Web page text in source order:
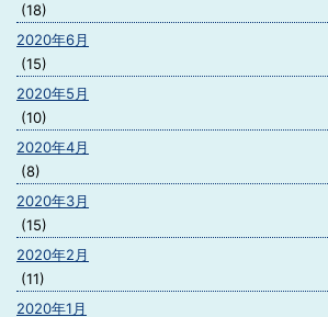
(18)
2020年6月
(15)
2020年5月
(10)
2020年4月
(8)
2020年3月
(15)
2020年2月
(11)
2020年1月